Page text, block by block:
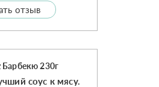
отзыв
Барбекю 230г
соус к мясу.